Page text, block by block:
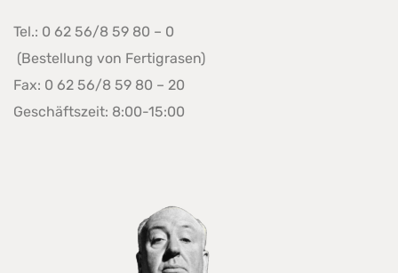
Tel.: 0 62 56/8 59 80 – 0
(Bestellung von Fertigrasen)
Fax: 0 62 56/8 59 80 – 20
Geschäftszeit: 8:00-15:00